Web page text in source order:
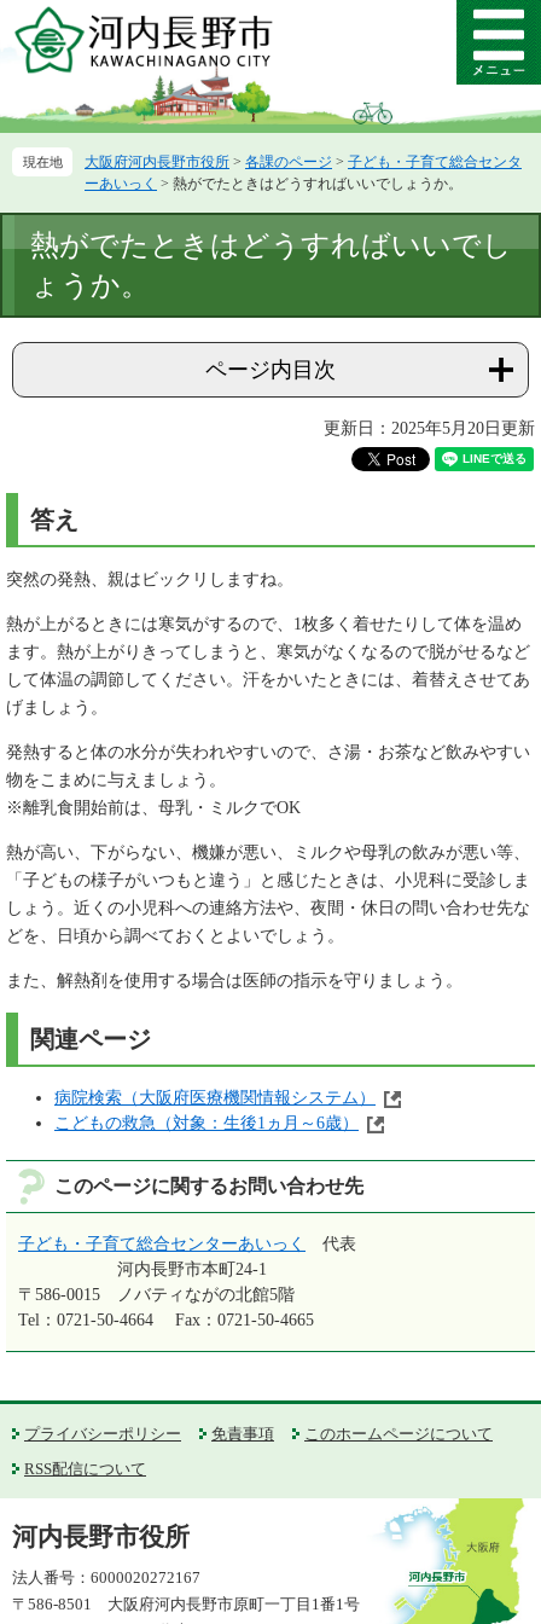
ー
先
ニ
を
て
メ
ニ
ー
大阪府河内長野市役所 > 各課のページ > 子ども・子育て総合センタ
ーあいっく > 熱がでたときはどうすればいいでしょうか。
文
熱がでたときはどうすればいいでし
ょうか。
ページ内目次
更新日：2025年5月20日更新
答え
突然の発熱、親はビックリしますね。
熱が上がるときには寒気がするので、1枚多く着せたりして体を温め
ます。熱が上がりきってしまうと、寒気がなくなるので脱がせるなど
して体温の調節してください。汗をかいたときには、着替えさせてあ
げましょう。
発熱すると体の水分が失われやすいので、さ湯・お茶など飲みやすい
物をこまめに与えましょう。
※離乳食開始前は、母乳・ミルクでOK
熱が高い、下がらない、機嫌が悪い、ミルクや母乳の飲みが悪い等、
「子どもの様子がいつもと違う」と感じたときは、小児科に受診しま
しょう。近くの小児科への連絡方法や、夜間・休日の問い合わせ先な
どを、日頃から調べておくとよいでしょう。
また、解熱剤を使用する場合は医師の指示を守りましょう。
関連ページ
病院検索（大阪府医療機関情報システム）
こどもの救急（対象：生後1ヵ月～6歳）
このページに関するお問い合わせ先
子ども・子育て総合センターあいっく 代表
〒586-0015
河内長野市本町24-1
ノバティながの北館5階
Tel：0721-50-4664
Fax：0721-50-4665
プライバシーポリシー 免責事項
このホームページについて
RSS配信について
河内長野市役所
法人番号：6000020272167
〒586-8501 大阪府河内長野市原町一丁目1番1号